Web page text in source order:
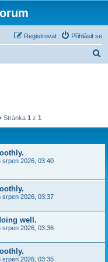
Přihlásit se
Registrovat
Stránka 1 z 1
srpen 2026, 03:40
srpen 2026, 03:37
well.
srpen 2026, 03:36
srpen 2026, 03:35